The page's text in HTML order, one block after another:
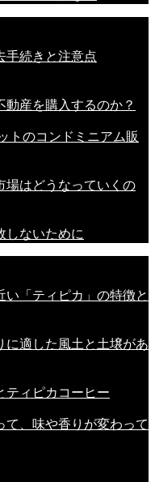
手続きと注意点
産を購入するのか？
トのコンドミニアム販
場はどうなっていくの
しないために
い「ティピカ」の特徴と
に適した風土と土壌があ
ティピカコーヒー
て、味や香りが変わって